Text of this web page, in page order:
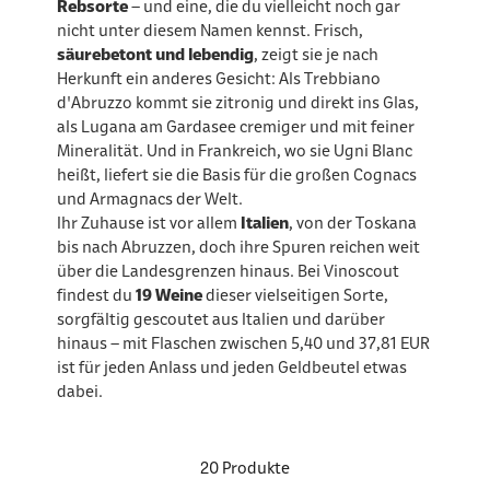
Rebsorte– und eine, die du vielleicht noch gar
nicht unter diesem Namen kennst. Frisch,
säurebetont und lebendig, zeigt sie je nach
Herkunft ein anderes Gesicht: Als Trebbiano
d'Abruzzo kommt sie zitronig und direkt ins Glas,
als Lugana am Gardasee cremiger und mit feiner
Mineralität. Und in Frankreich, wo sie Ugni Blanc
heißt, liefert sie die Basis für die großen Cognacs
und Armagnacs der Welt.
Ihr Zuhause ist vor allem Italien, von der Toskana
bis nach Abruzzen, doch ihre Spuren reichen weit
über die Landesgrenzen hinaus. Bei Vinoscout
findest du 19 Weinedieser vielseitigen Sorte,
sorgfältig gescoutet aus Italien und darüber
hinaus – mit Flaschen zwischen 5,40 und 37,81 EUR
ist für jeden Anlass und jeden Geldbeutel etwas
dabei.
20 Produkte